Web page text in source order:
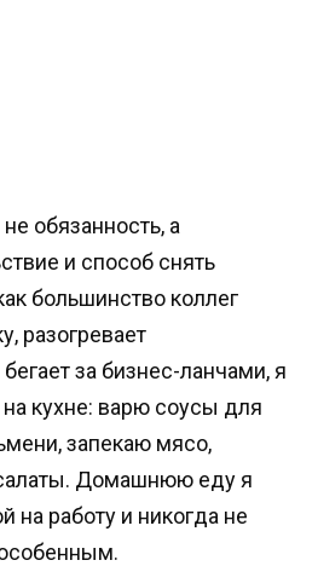
обязанность, а
и способ снять
большинство коллег
разогревает
за бизнес-ланчами, я
кухне: варю соусы для
запекаю мясо,
Домашнюю еду я
на работу и никогда не